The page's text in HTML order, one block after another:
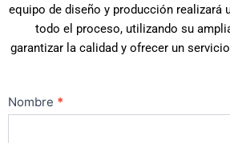
equipo de diseño y producción realizará
todo el proceso, utilizando su
garantizar la calidad y ofrecer un
Contacto
principal
Nombre *